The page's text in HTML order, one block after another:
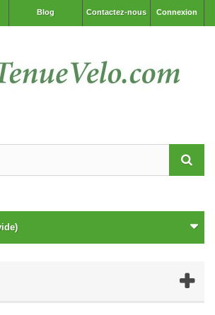
Connexion
Contactez-nous
Blog